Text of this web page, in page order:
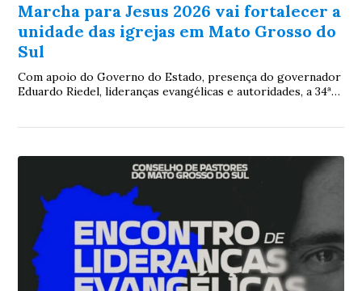
Marcha para Jesus 2026 vai fortalecer a
unidade das igrejas em Mato Grosso do
Sul
Com apoio do Governo do Estado, presença do governador
Eduardo Riedel, lideranças evangélicas e autoridades, a 34ª